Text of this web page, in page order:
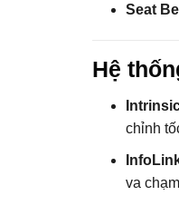
Seat
Hệ
chỉnh
va